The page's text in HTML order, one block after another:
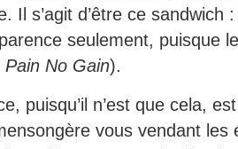
Il s’agit d’être ce sandwich
seulement, puisque
Pain No Gain).
puisqu’il n’est que cela,
vous vendant